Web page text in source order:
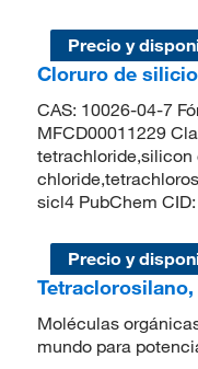
Precio y
Cloruro de
CAS: 10026-04-7
MFCD00011229
tetrachloride,silicon
sicl4 PubChem
Precio y
Tetraclorosilano,
Moléculas
mundo para